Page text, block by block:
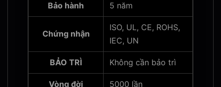
Bảo hành 5 năm
Chứng nhận
ISO, UL, CE, ROHS,
IEC, UN
BẢO TRÌ Không cần bảo trì
Vòng đời 5000 lần